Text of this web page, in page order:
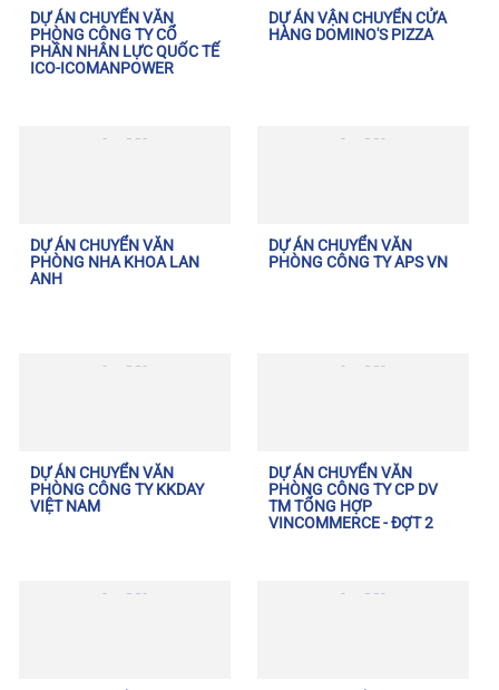
DỰ ÁN CHUYỂN VĂN
PHÒNG CÔNG TY CỔ
PHẦN NHÂN LỰC QUỐC TẾ
ICO-ICOMANPOWER
DỰ ÁN VẬN CHUYỂN CỬA
HÀNG DOMINO'S PIZZA
DỰ ÁN CHUYỂN VĂN
PHÒNG NHA KHOA LAN
ANH
DỰ ÁN CHUYỂN VĂN
PHÒNG CÔNG TY APS VN
DỰ ÁN CHUYỂN VĂN
PHÒNG CÔNG TY KKDAY
VIỆT NAM
DỰ ÁN CHUYỂN VĂN
PHÒNG CÔNG TY CP DV
TM TỔNG HỢP
VINCOMMERCE - ĐỢT 2